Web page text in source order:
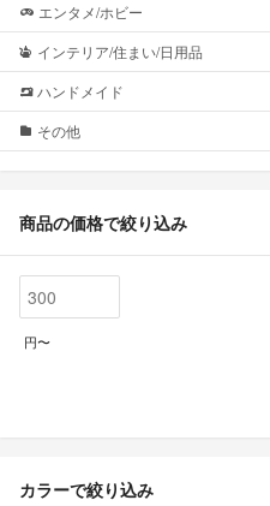
エンタメ/ホビー
インテリア/住まい/日用品
ハンドメイド
その他
商品の価格で絞り込み
円〜
カラーで絞り込み